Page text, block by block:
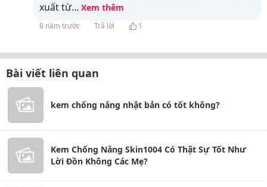
xuất từ... Xem thêm
8 năm trước Trả lời 1
Bài viết liên quan
kem chống nắng nhật bản có tốt không?
Kem Chống Nắng Skin1004 Có Thật Sự Tốt Như
Lời Đồn Không Các Mẹ?